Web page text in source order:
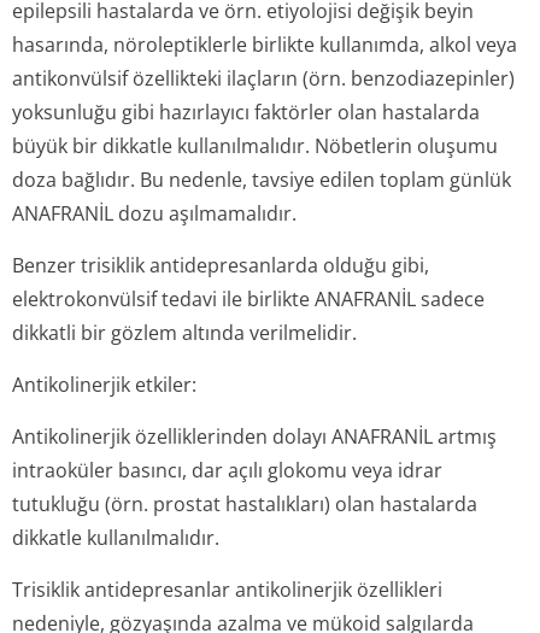
epilepsili hastalarda ve örn. etiyolojisi değişik beyin
hasarında, nöroleptiklerle birlikte kullanımda, alkol veya
antikonvülsif özellikteki ilaçların (örn. benzodiazepinler)
yoksunluğu gibi hazırlayıcı faktörler olan hastalarda
büyük bir dikkatle kullanılmalıdır. Nöbetlerin oluşumu
doza bağlıdır. Bu nedenle, tavsiye edilen toplam günlük
ANAFRANİL dozu aşılmamalıdır.
Benzer trisiklik antidepresanlarda olduğu gibi,
elektrokonvülsif tedavi ile birlikte ANAFRANİL sadece
dikkatli bir gözlem altında verilmelidir.
Antikolinerjik etkiler:
Antikolinerjik özelliklerinden dolayı ANAFRANİL artmış
intraoküler basıncı, dar açılı glokomu veya idrar
tutukluğu (örn. prostat hastalıkları) olan hastalarda
dikkatle kullanılmalıdır.
Trisiklik antidepresanlar antikolinerjik özellikleri
nedeniyle, gözyaşında azalma ve mükoid salgılarda